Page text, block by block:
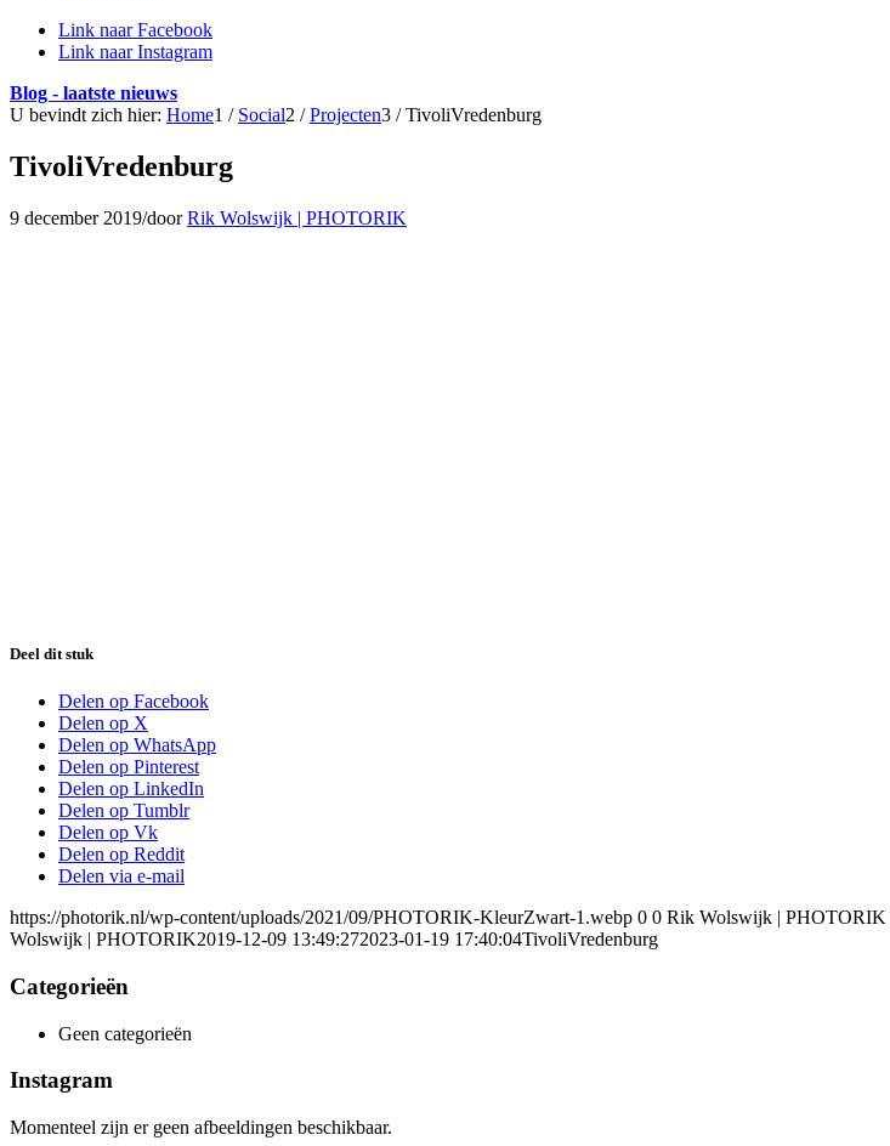
Link naar Facebook
Link naar Instagram
Blog - laatste nieuws
U bevindt zich hier: Home1 / Social2 / Projecten3 / TivoliVredenburg
TivoliVredenburg
9 december 2019/doorRik Wolswijk | PHOTORIK
Deel dit stuk
Delen op Facebook
Delen op X
Delen op WhatsApp
Delen op Pinterest
Delen op LinkedIn
Delen op Tumblr
Delen op Vk
Delen op Reddit
Delen via e-mail
https://photorik.nl/wp-content/uploads/2021/09/PHOTORIK-KleurZwart-1.webp 0 0 Rik Wolswijk | PHOTORIK
Wolswijk | PHOTORIK2019-12-09 13:49:272023-01-19 17:40:04TivoliVredenburg
Categorieën
Geen categorieën
Instagram
Momenteel zijn er geen afbeeldingen beschikbaar.